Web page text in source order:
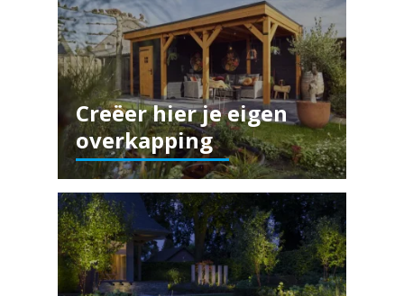
Creëer hier je eigen
overkapping